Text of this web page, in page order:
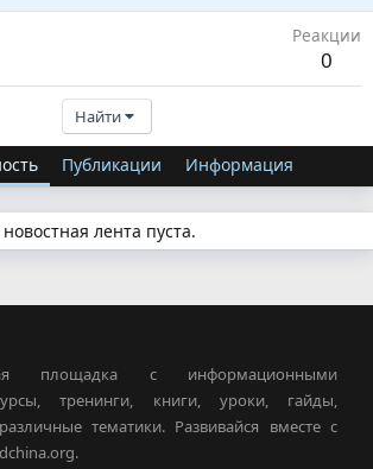
Реакции
0
Найти
Публикации Информация
лента пуста.
площадка с информационными
тренинги, книги, уроки, гайды,
тематики. Развивайся вместе с